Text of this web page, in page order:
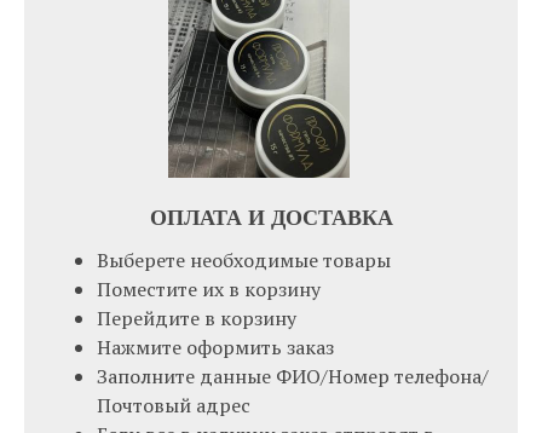
ОПЛАТА И ДОСТАВКА
Выберете необходимые товары
Поместите их в корзину
Перейдите в корзину
Нажмите оформить заказ
Заполните данные ФИО/Номер телефона/
Почтовый адрес